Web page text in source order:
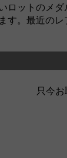
ロットのメダ
す。最近の
只今